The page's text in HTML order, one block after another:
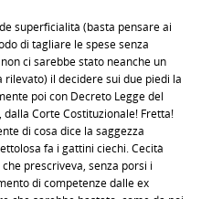
superficialità (basta pensare ai
di tagliare le spese senza
ci sarebbe stato neanche un
il decidere sui due piedi la
poi con Decreto Legge del
Corte Costituzionale! Fretta!
di cosa dice la saggezza
fa i gattini ciechi. Cecità
prescriveva, senza porsi i
di competenze dalle ex